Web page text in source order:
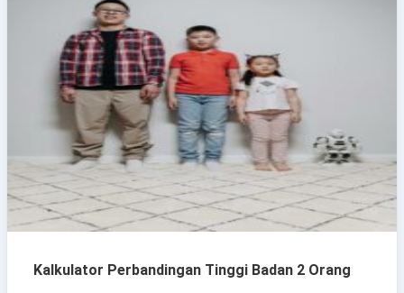
Kalkulator Perbandingan Tinggi Badan 2 Orang